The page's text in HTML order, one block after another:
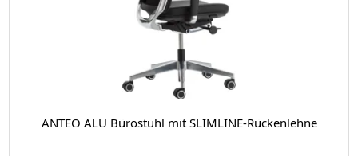
ANTEO ALU Bürostuhl mit SLIMLINE-Rückenlehne